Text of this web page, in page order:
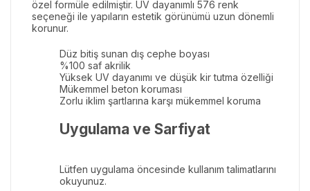
özel formüle edilmiştir. UV dayanımlı 576 renk
seçeneği ile yapıların estetik görünümü uzun dönemli
korunur.
Düz bitiş sunan dış cephe boyası
%100 saf akrilik
Yüksek UV dayanımı ve düşük kir tutma özelliği
Mükemmel beton koruması
Zorlu iklim şartlarına karşı mükemmel koruma
Uygulama ve Sarfiyat
Lütfen uygulama öncesinde kullanım talimatlarını
okuyunuz.